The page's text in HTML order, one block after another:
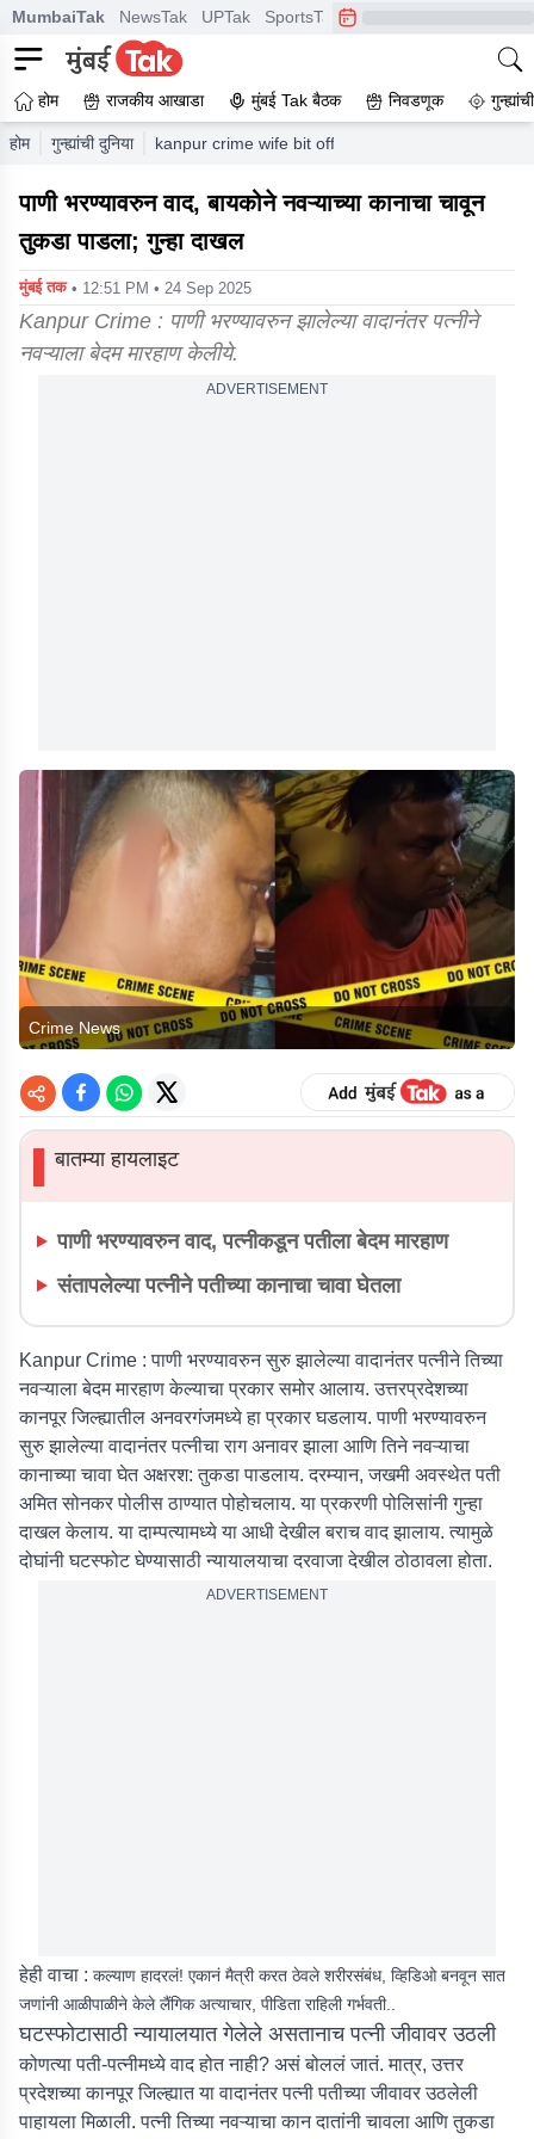
MumbaiTak NewsTak UPTak SportsTak CrimeTak
होम राजकीय आखाडा मुंबई Tak बैठक निवडणूक
होम गुन्ह्यांची दुनिया kanpur crime wife bit off her husband ear amid
पाणी भरण्यावरुन वाद, बायकोने नवऱ्याच्या कानाचा चावून
तुकडा पाडला; गुन्हा दाखल
मुंबई तक • 12:51 PM • 24 Sep 2025
Kanpur Crime : पाणी भरण्यावरुन झालेल्या वादानंतर पत्नीने
नवऱ्याला बेदम मारहाण केलीये.
ADVERTISEMENT
Crime News
▌बातम्या हायलाइट
पाणी भरण्यावरुन वाद, पत्नीकडून पतीला बेदम मारहाण
संतापलेल्या पत्नीने पतीच्या कानाचा चावा घेतला
Kanpur Crime :पाणी भरण्यावरुन सुरु झालेल्या वादानंतर पत्नीने तिच्या
नवऱ्याला बेदम मारहाण केल्याचा प्रकार समोर आलाय. उत्तरप्रदेशच्या
कानपूर जिल्ह्यातील अनवरगंजमध्ये हा प्रकार घडलाय. पाणी भरण्यावरुन
सुरु झालेल्या वादानंतर पत्नीचा राग अनावर झाला आणि तिने नवऱ्याचा
कानाच्या चावा घेत अक्षरश: तुकडा पाडलाय. दरम्यान, जखमी अवस्थेत पती
अमित सोनकर पोलीस ठाण्यात पोहोचलाय. या प्रकरणी पोलिसांनी गुन्हा
दाखल केलाय. या दाम्पत्यामध्ये या आधी देखील बराच वाद झालाय. त्यामुळे
दोघांनी घटस्फोट घेण्यासाठी न्यायालयाचा दरवाजा देखील ठोठावला होता.
ADVERTISEMENT
हेही वाचा : कल्याण हादरलं! एकानं मैत्री करत ठेवले शरीरसंबंध, व्हिडिओ बनवून सात
जणांनी आळीपाळीने केले लैंगिक अत्याचार, पीडिता राहिली गर्भवती..
घटस्फोटासाठी न्यायालयात गेलेले असतानाच पत्नी जीवावर उठली
कोणत्या पती-पत्नीमध्ये वाद होत नाही? असं बोललं जातं. मात्र, उत्तर
प्रदेशच्या कानपूर जिल्ह्यात या वादानंतर पत्नी पतीच्या जीवावर उठलेली
पाहायला मिळाली. पत्नी तिच्या नवऱ्याचा कान दातांनी चावला आणि तुकडा